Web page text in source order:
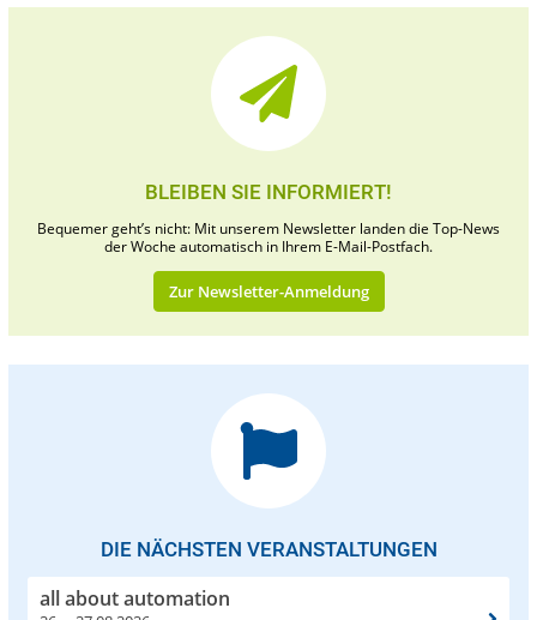
BLEIBEN SIE INFORMIERT!
Bequemer geht’s nicht: Mit unserem Newsletter landen die Top-News
der Woche automatisch in Ihrem E-Mail-Postfach.
Zur Newsletter-Anmeldung
DIE NÄCHSTEN VERANSTALTUNGEN
all about automation